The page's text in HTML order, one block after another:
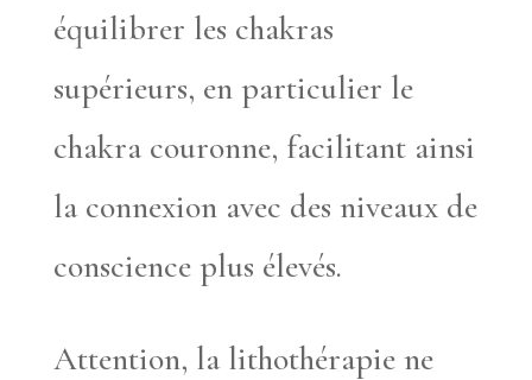
équilibrer les chakras
supérieurs, en particulier le
chakra couronne, facilitant ainsi
la connexion avec des niveaux de
conscience plus élevés.
Attention, la lithothérapie ne